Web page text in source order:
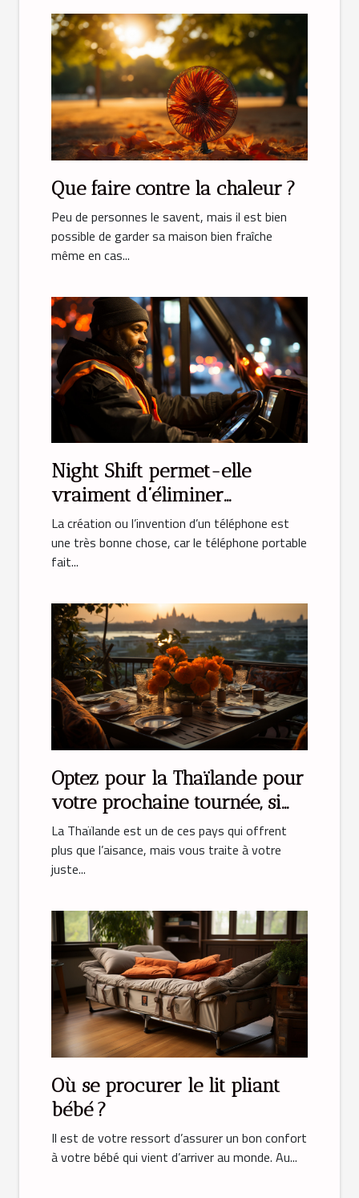
Que faire contre la chaleur ?
Peu de personnes le savent, mais il est bien
possible de garder sa maison bien fraîche
même en cas...
Night Shift permet-elle
vraiment d’éliminer
l’émission de lumière bleue ?
La création ou l’invention d’un téléphone est
une très bonne chose, car le téléphone portable
fait...
Optez pour la Thaïlande pour
votre prochaine tournée, si
vous rêvez vous installer
dans un appartement
splendide !
La Thaïlande est un de ces pays qui offrent
plus que l’aisance, mais vous traite à votre
juste...
Où se procurer le lit pliant
bébé ?
Il est de votre ressort d’assurer un bon confort
à votre bébé qui vient d’arriver au monde. Au...